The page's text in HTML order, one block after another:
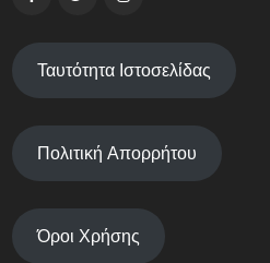
Ταυτότητα Ιστοσελίδας
Πολιτική Απορρήτου
Όροι Χρήσης